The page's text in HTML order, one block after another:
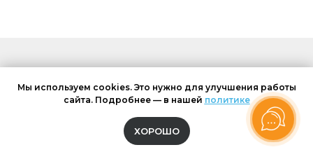
ГДЕ БУДУТ
ПРОХОДИТЬ
ЗАНЯТИЯ
Мы используем cookies. Это нужно для улучшения работы
сайта. Подробнее — в нашей политике
ХОРОШО